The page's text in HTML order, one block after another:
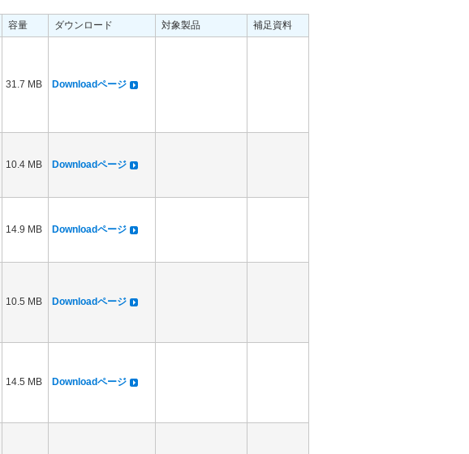
容量 ダウンロード 対象製品 補足資料
31.7 MB Downloadページ
10.4 MB Downloadページ
14.9 MB Downloadページ
10.5 MB Downloadページ
14.5 MB Downloadページ